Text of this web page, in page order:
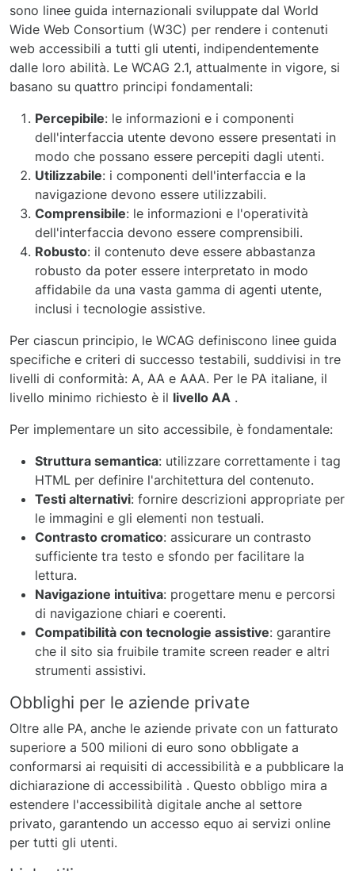
sono linee guida internazionali sviluppate dal World
Wide Web Consortium (W3C) per rendere i contenuti
web accessibili a tutti gli utenti, indipendentemente
dalle loro abilità. Le WCAG 2.1, attualmente in vigore, si
basano su quattro principi fondamentali:
Percepibile: le informazioni e i componenti
dell'interfaccia utente devono essere presentati in
modo che possano essere percepiti dagli utenti.
Utilizzabile: i componenti dell'interfaccia e la
navigazione devono essere utilizzabili.
Comprensibile: le informazioni e l'operatività
dell'interfaccia devono essere comprensibili.
Robusto: il contenuto deve essere abbastanza
robusto da poter essere interpretato in modo
affidabile da una vasta gamma di agenti utente,
inclusi i tecnologie assistive.
Per ciascun principio, le WCAG definiscono linee guida
specifiche e criteri di successo testabili, suddivisi in tre
livelli di conformità: A, AA e AAA. Per le PA italiane, il
livello minimo richiesto è il livello AA .
Per implementare un sito accessibile, è fondamentale:
Struttura semantica: utilizzare correttamente i tag
HTML per definire l'architettura del contenuto.
Testi alternativi: fornire descrizioni appropriate per
le immagini e gli elementi non testuali.
Contrasto cromatico: assicurare un contrasto
sufficiente tra testo e sfondo per facilitare la
lettura.
Navigazione intuitiva: progettare menu e percorsi
di navigazione chiari e coerenti.
Compatibilità con tecnologie assistive: garantire
che il sito sia fruibile tramite screen reader e altri
strumenti assistivi.
Obblighi per le aziende private
Oltre alle PA, anche le aziende private con un fatturato
superiore a 500 milioni di euro sono obbligate a
conformarsi ai requisiti di accessibilità e a pubblicare la
dichiarazione di accessibilità . Questo obbligo mira a
estendere l'accessibilità digitale anche al settore
privato, garantendo un accesso equo ai servizi online
per tutti gli utenti.